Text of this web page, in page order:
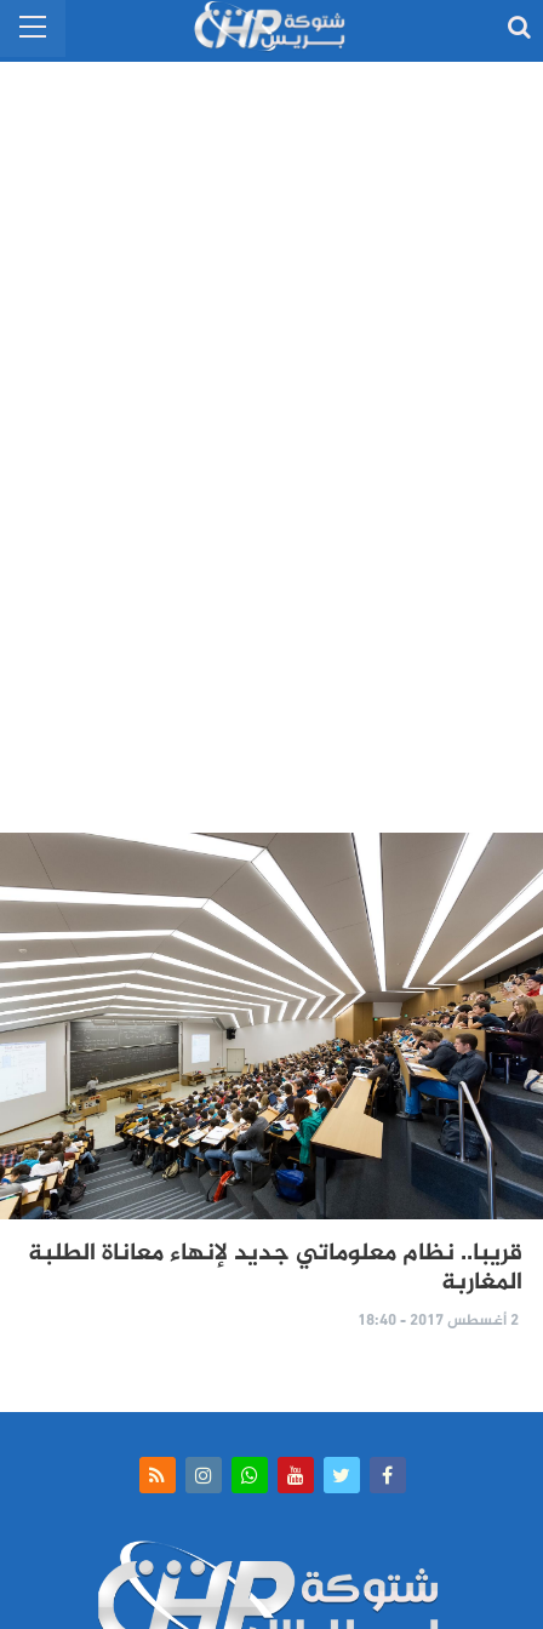
قريبا.. نظام معلوماتي جديد لإنهاء معاناة الطلبة
المغاربة
2 أغسطس 2017 - 18:40